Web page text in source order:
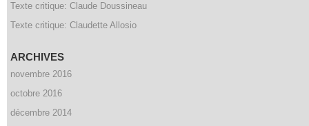
Texte critique: Claude Doussineau
Texte critique: Claudette Allosio
ARCHIVES
novembre 2016
octobre 2016
décembre 2014